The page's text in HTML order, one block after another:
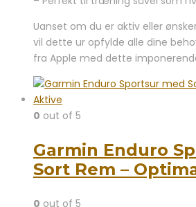
Uanset om du er aktiv eller
vil dette ur opfylde alle dine
fra Apple med dette
0 out of 5
Garmin Enduro
Sort Rem –
0 out of 5